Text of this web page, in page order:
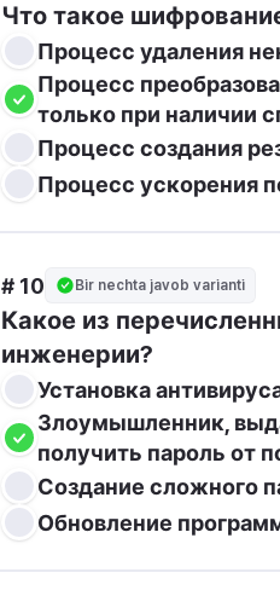
Что такое
Процесс удаления
Процесс
только при наличии
Процесс создания
Процесс ускорения
# 10 Bir nechta javob varianti
Какое из
инженерии?
Установка
Злоумышленник,
получить пароль от
Создание сложного
Обновление